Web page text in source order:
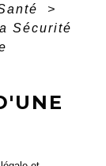
>
Sécurité